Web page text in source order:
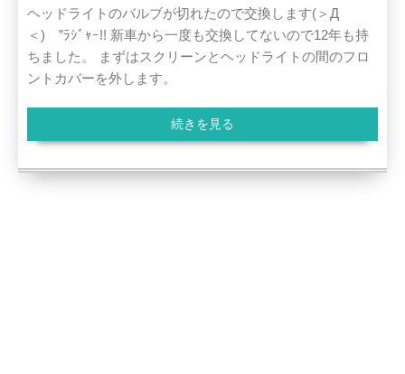
ヘッドライトのバルブが切れたので交換します(＞Д
＜)ゝ”ﾗｼﾞｬｰ!! 新車から一度も交換してないので12年も持
ちました。 まずはスクリーンとヘッドライトの間のフロ
ントカバーを外します。
続きを見る